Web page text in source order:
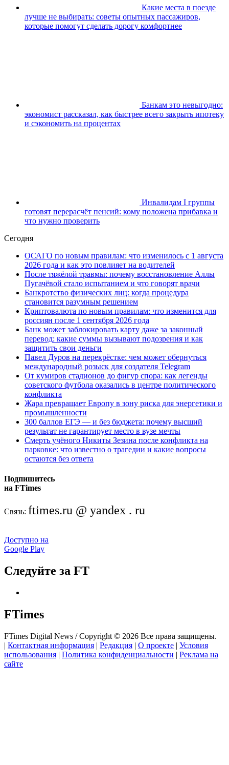
Какие места в поезде
лучше не выбирать: советы опытных пассажиров,
которые помогут сделать дорогу комфортнее
Банкам это невыгодно:
экономист рассказал, как быстрее всего закрыть ипотеку
и сэкономить на процентах
Инвалидам I группы
готовят перерасчёт пенсий: кому положена прибавка и
что нужно проверить
Сегодня
ОСАГО по новым правилам: что изменилось с 1 августа
2026 года и как это повлияет на водителей
После тяжёлой травмы: почему восстановление Аллы
Пугачёвой стало испытанием и что говорят врачи
Банкротство физических лиц: когда процедура
становится разумным решением
Криптовалюта по новым правилам: что изменится для
россиян после 1 сентября 2026 года
Банк может заблокировать карту даже за законный
перевод: какие суммы вызывают подозрения и как
защитить свои деньги
Павел Дуров на перекрёстке: чем может обернуться
международный розыск для создателя Telegram
От кумиров стадионов до фигур спора: как легенды
советского футбола оказались в центре политического
конфликта
Жара превращает Европу в зону риска для энергетики и
промышленности
300 баллов ЕГЭ — и без бюджета: почему высший
результат не гарантирует место в вузе мечты
Смерть учёного Никиты Зезина после конфликта на
парковке: что известно о трагедии и какие вопросы
остаются без ответа
Подпишитесь
на FTimes
Связь: ftimes.ru @ yandex . ru
Доступно на
Google Play
Следуйте за FT
FTimes
FTimes Digital News / Copyright © 2026 Все права защищены.
| Контактная информация | Редакция | О проекте | Условия
использования | Политика конфиденциальности | Реклама на
сайте